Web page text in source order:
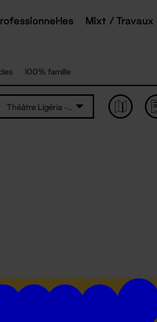
Mixt / Travaux
100% famille
Théâtre Ligéria - Sainte-Luce-sur-Loire